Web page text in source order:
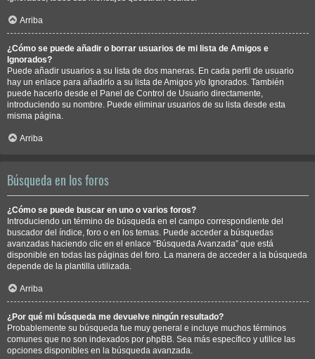
Arriba
¿Cómo se puede añadir o borrar usuarios de mi lista de Amigos e
Ignorados?
Puede añadir usuarios a su lista de dos maneras. En cada perfil de usuario
hay un enlace para añadirlo a su lista de Amigos y/o Ignorados. También
puede hacerlo desde el Panel de Control de Usuario directamente,
introduciendo su nombre. Puede eliminar usuarios de su lista desde esta
misma página.
Arriba
Búsqueda en los foros
¿Cómo se puede buscar en uno o varios foros?
Introduciendo un término de búsqueda en el campo correspondiente del
buscador del índice, foro o en los temas. Puede acceder a búsquedas
avanzadas haciendo clic en el enlace “Búsqueda Avanzada” que está
disponible en todas las páginas del foro. La manera de acceder a la búsqueda
depende de la plantilla utilizada.
Arriba
¿Por qué mi búsqueda me devuelve ningún resultado?
Probablemente su búsqueda fue muy general e incluye muchos términos
comunes que no son indexados por phpBB. Sea más específico y utilice las
opciones disponibles en la búsqueda avanzada.